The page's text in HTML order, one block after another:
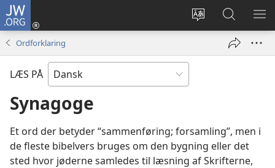
JW.ORG
Vælg
Log
på
vindue)
Søg
på
JW.ORG
VIS
Ordforklaring
LÆS PÅ
Synagoge
Et ord der betyder “sammenføring; forsamling”, men i
de fleste bibelvers bruges om den bygning eller det
sted hvor jøderne samledes til læsning af Skrifterne,